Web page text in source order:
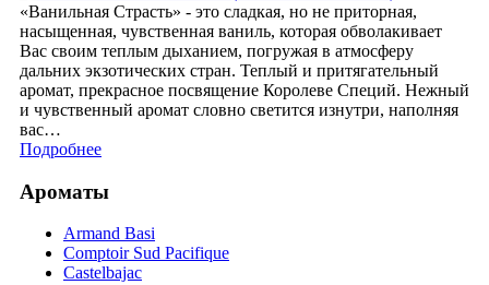
«Ванильная Страсть» - это сладкая, но не приторная,
насыщенная, чувственная ваниль, которая обволакивает
Вас своим теплым дыханием, погружая в атмосферу
дальних экзотических стран. Теплый и притягательный
аромат, прекрасное посвящение Королеве Специй. Нежный
и чувственный аромат словно светится изнутри, наполняя
вас…
Подробнее
Ароматы
Armand Basi
Comptoir Sud Pacifique
Castelbajac